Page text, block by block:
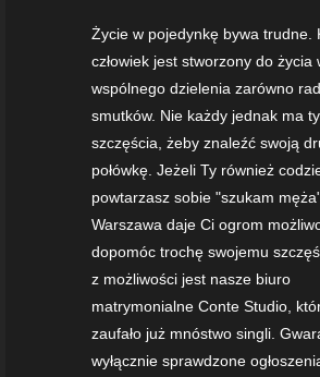
Życie w pojedynkę bywa trudne.
człowiek jest stworzony do życia
wspólnego dzielenia zarówno
smutków. Nie każdy jednak ma
szczęścia, żeby znaleźć swoją
połówkę. Jeżeli Ty również
powtarzasz sobie "szukam
Warszawa daje Ci ogrom
dopomóc trochę swojemu
z możliwości jest nasze biuro
matrymonialne Conte Studio,
zaufało już mnóstwo singli.
wyłącznie sprawdzone